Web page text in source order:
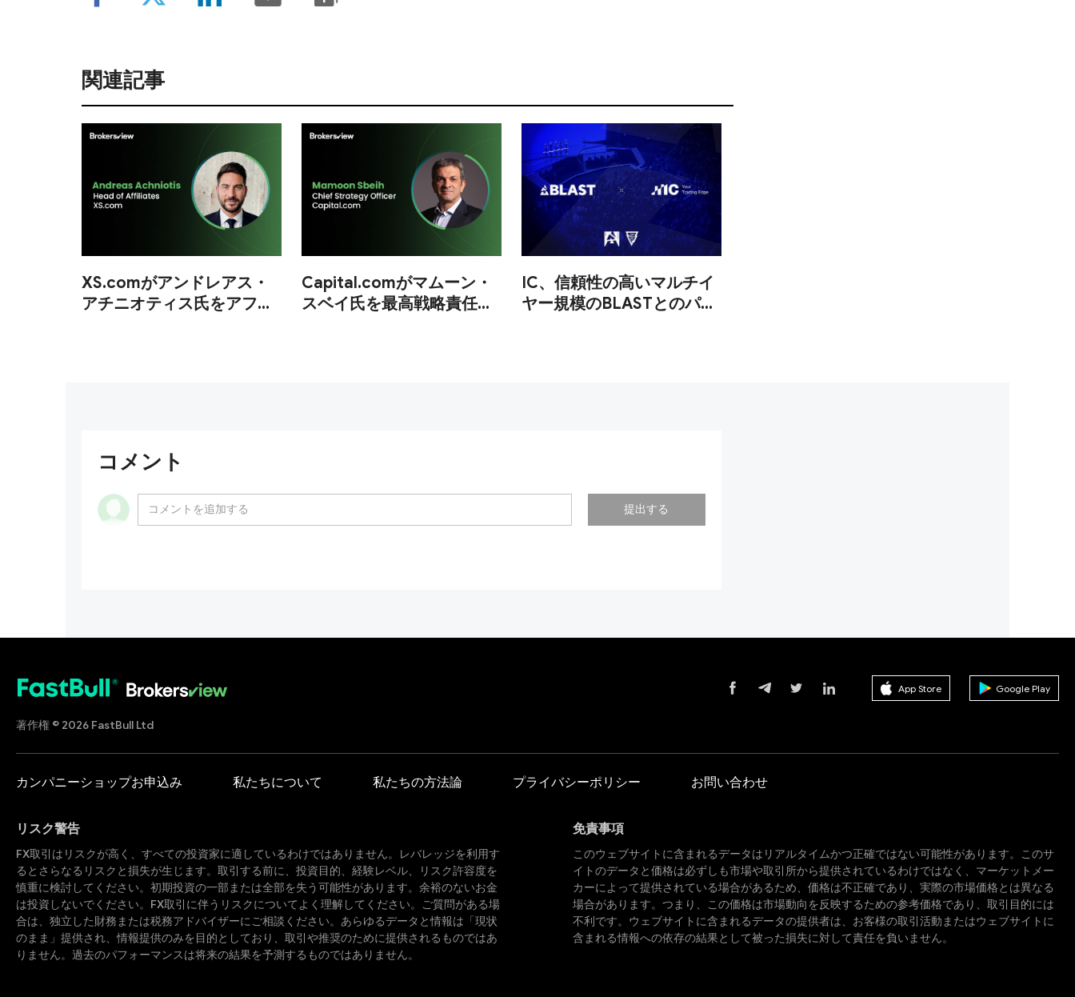
関連記事
XS.comがアンドレアス・
アチニオティス氏をアフィ
Capital.comがマムーン・
スベイ氏を最高戦略責任者
IC、信頼性の高いマルチイ
ヤー規模のBLASTとのパー
コメント
提出する
著作権 © 2026 FastBull Ltd
App Store Google Play
カンパニーショップお申込み 私たちについて 私たちの方法論 プライバシーポリシー お問い合わせ
リスク警告
FX取引はリスクが高く、すべての投資家に適しているわけではありません。レバレッジを利用す
るとさらなるリスクと損失が生じます。取引する前に、投資目的、経験レベル、リスク許容度を
慎重に検討してください。初期投資の一部または全部を失う可能性があります。余裕のないお金
は投資しないでください。FX取引に伴うリスクについてよく理解してください。ご質問がある場
合は、独立した財務または税務アドバイザーにご相談ください。あらゆるデータと情報は「現状
のまま」提供され、情報提供のみを目的としており、取引や推奨のために提供されるものではあ
りません。過去のパフォーマンスは将来の結果を予測するものではありません。
免責事項
このウェブサイトに含まれるデータはリアルタイムかつ正確ではない可能性があります。このサ
イトのデータと価格は必ずしも市場や取引所から提供されているわけではなく、マーケットメー
カーによって提供されている場合があるため、価格は不正確であり、実際の市場価格とは異なる
場合があります。つまり、この価格は市場動向を反映するための参考価格であり、取引目的には
不利です。ウェブサイトに含まれるデータの提供者は、お客様の取引活動またはウェブサイトに
含まれる情報への依存の結果として被った損失に対して責任を負いません。